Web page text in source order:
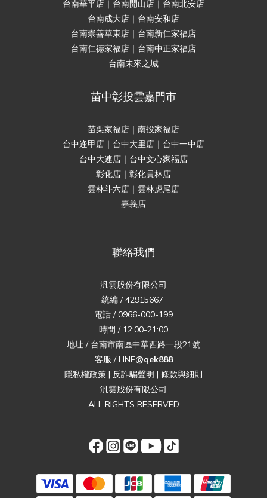
台南華平店｜台南開山店｜台南北安店
台南成大店｜台南安和店
台南崇善華東店｜台南新仁家福店
台南仁德家福店｜台南中正家福店
台南未來之城
苗中彰投雲嘉門市
苗栗家福店｜南投家福店
台中逢甲店｜台中大里店｜台中一中店
台中大連店｜台中文心家福店
彰化店｜彰化員林店
雲林斗六店｜雲林虎尾店
嘉義店
聯絡我們
汎雲股份有限公司
統編 / 42915667
電話 / 0966-000-199
時間 / 12:00-21:00
地址 / 台南市南區中華西路一段21號
客服 / LINE@qek888
隱私權政策 | 反詐騙聲明 | 條款與細則
汎雲股份有限公司
ALL RIGHTS RESERVED